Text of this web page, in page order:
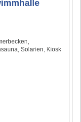
Solarien, Kiosk